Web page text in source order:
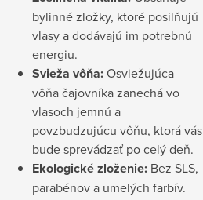
bylinné zložky, ktoré posilňujú
vlasy a dodávajú im potrebnú
energiu.
Svieža vôňa:Osviežujúca
vôňa čajovníka zanechá vo
vlasoch jemnú a
povzbudzujúcu vôňu, ktorá vás
bude sprevádzať po celý deň.
Ekologické zloženie: Bez SLS,
parabénov a umelých farbív.